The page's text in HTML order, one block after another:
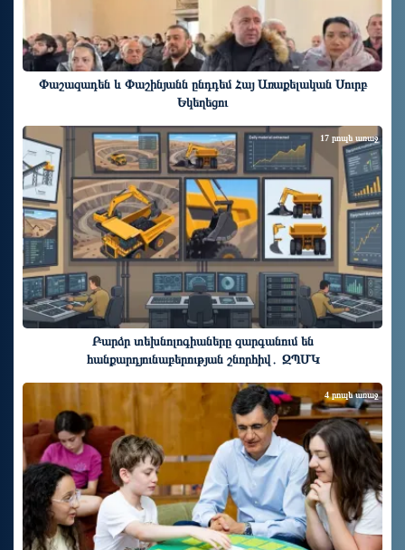
Փաշազադեն և Փաշինյանն ընդդեմ Հայ Առաքելական Սուրբ
Եկեղեցու
Բարձր տեխնոլոգիաները զարգանում են
հանքարդյունաբերության շնորհիվ․ ԶՊՄԿ
17 րոպե առաջ
4 րոպե առաջ